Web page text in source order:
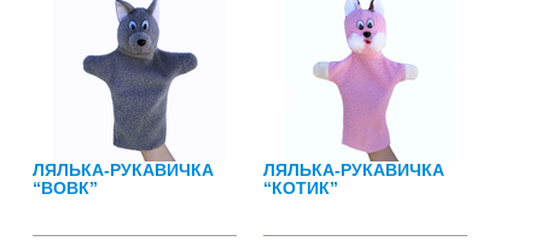
ЛЯЛЬКА-РУКАВИЧКА
“ВОВК”
ЛЯЛЬКА-РУКАВИЧКА
“КОТИК”